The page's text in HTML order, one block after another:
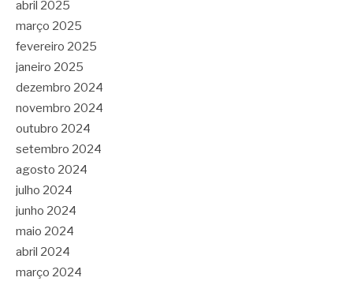
abril 2025
março 2025
fevereiro 2025
janeiro 2025
dezembro 2024
novembro 2024
outubro 2024
setembro 2024
agosto 2024
julho 2024
junho 2024
maio 2024
abril 2024
março 2024